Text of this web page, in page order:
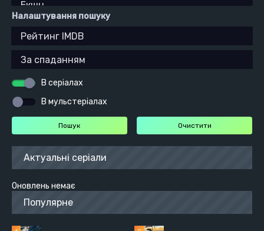
Налаштування пошуку
В серіалах
В мульстеріалах
Актуальні серіали
Оновлень немає
Популярне